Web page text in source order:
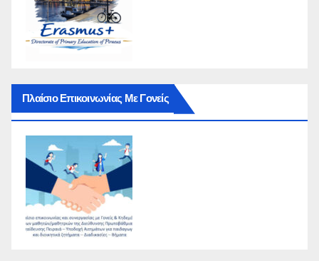
Πλαίσιο Επικοινωνίας Με Γονείς